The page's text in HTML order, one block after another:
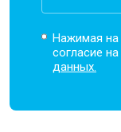
Нажимая на
согласие
данных.